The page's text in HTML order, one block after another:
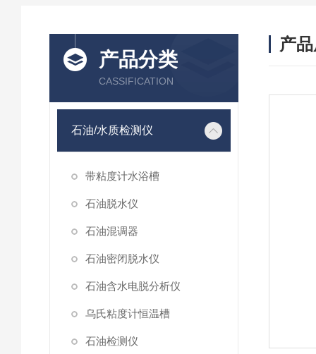
产品分类
CASSIFICATION
石油/水质检测仪
带粘度计水浴槽
石油脱水仪
石油混调器
石油密闭脱水仪
石油含水电脱分析仪
乌氏粘度计恒温槽
石油检测仪
产